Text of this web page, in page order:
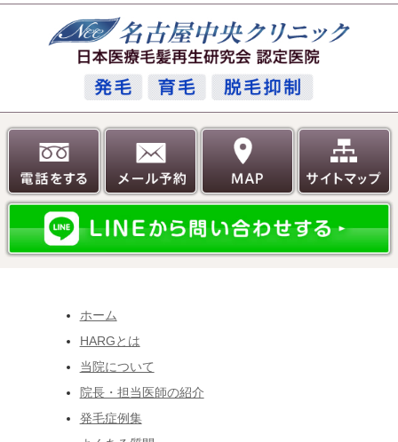
ホーム
HARGとは
当院について
院長・担当医師の紹介
発毛症例集